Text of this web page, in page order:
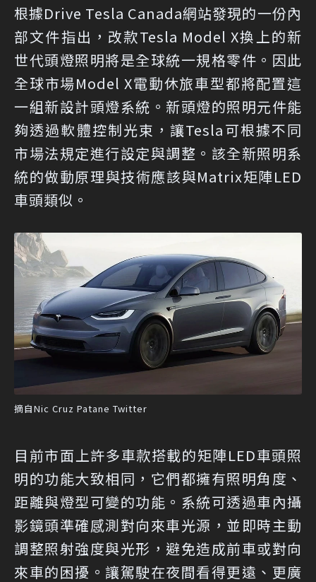
根據Drive Tesla Canada網站發現的一份內
部文件指出，改款Tesla Model X換上的新
世代頭燈照明將是全球統一規格零件。因此
全球市場Model X電動休旅車型都將配置這
一組新設計頭燈系統。新頭燈的照明元件能
夠透過軟體控制光束，讓Tesla可根據不同
市場法規定進行設定與調整。該全新照明系
統的做動原理與技術應該與Matrix矩陣LED
車頭類似。
摘自Nic Cruz Patane Twitter
目前市面上許多車款搭載的矩陣LED車頭照
明的功能大致相同，它們都擁有照明角度、
距離與燈型可變的功能。系統可透過車內攝
影鏡頭準確感測對向來車光源，並即時主動
調整照射強度與光形，避免造成前車或對向
來車的困擾。讓駕駛在夜間看得更遠、更廣